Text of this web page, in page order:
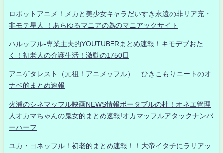
ロボットアニメ！メカと美少女キャラだいすき永遠の非リア充・
非モテ星人 ！あらゆるマニアの為のマニアックサイト
ハルッフル-専業主夫的YOUTUBERまとめ速報！キモデブおた
く！初老人の介護生活！激動の1750日
アニゲタレスト（元祖！アニメッフル） ひきこもりニートのオ
ナベ的まとめ速報
火浦のシネマッフル映画NEWS情報ポータブルの杜！オネエ管理
人オカマちゃんの鬼女的まとめ速報!オカマッフルアタックナンバ
ーハーフ
ユカ・ヨネッフル！初老的まとめ速報！！大帝イタチにラリアッ